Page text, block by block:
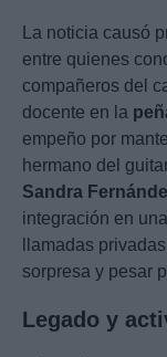
La noticia causó
entre quienes
compañeros del
docente en la
empeño por
hermano del
Sandra
integración en
llamadas
sorpresa y pesar
Legado y